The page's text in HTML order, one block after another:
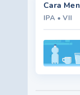
Cara
IPA •VII